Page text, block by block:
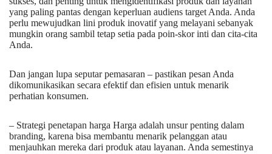
yang paling pantas dengan keperluan audiens target Anda. Anda
perlu mewujudkan lini produk inovatif yang melayani sebanyak
mungkin orang sambil tetap setia pada poin-skor inti dan cita-cita
Anda.
Dan jangan lupa seputar pemasaran – pastikan pesan Anda
dikomunikasikan secara efektif dan efisien untuk menarik
perhatian konsumen.
– Strategi penetapan harga Harga adalah unsur penting dalam
branding, karena bisa membantu menarik pelanggan atau
menjauhkan mereka dari produk atau layanan. Anda semestinya